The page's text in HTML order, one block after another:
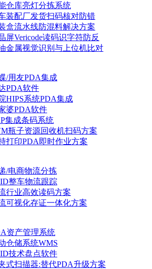
仓库亮灯分拣系统
装配厂发货扫码核对防错
盒流水线防混料解决方案
屏Vericode读码识字符防反
金属视觉识别与上位机比对
/用友PDA集成
PDA软件
HIPS系统PDA集成
婆PDA软件
集成条码系统
瓶子资源回收机扫码方案
打印PDA即时作业方案
/电商物流分拣
整车物流跟踪
行业高效读码方案
可视化存证一体化方案
资产管理系统
仓储系统WMS
技术盘点软件
式扫描器:替代PDA升级方案